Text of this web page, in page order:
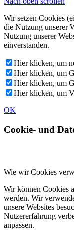
Wir setzen Cookies
die Nutzung unserer
Nutzung unserer
einverstanden.
Hier klicken, um
Hier klicken, um
Hier klicken, um
Hier klicken, um
OK
Cookie- und
Wie wir Cookies
Wir können Cookies
werden. Wir
unsere Websites
Nutzererfahrung
anpassen.